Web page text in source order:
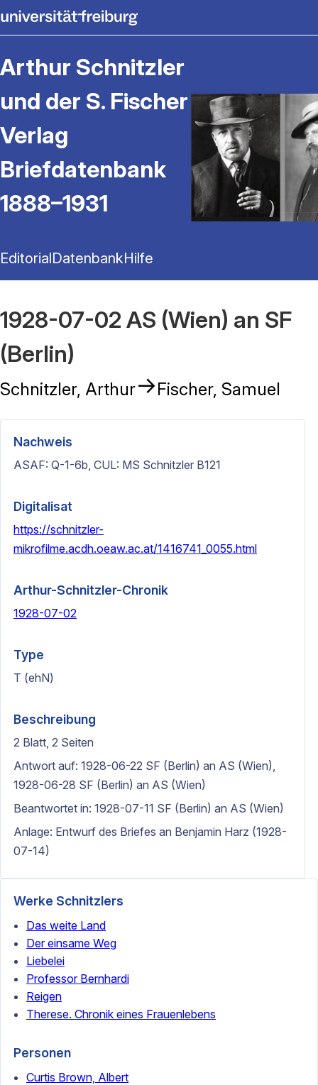
Arthur Schnitzler
und der S. Fischer
Verlag
Briefdatenbank
1888–1931
EditorialDatenbankHilfe
1928-07-02 AS (Wien) an SF
(Berlin)
Schnitzler, Arthur→Fischer, Samuel
Nachweis
ASAF: Q-1-6b, CUL: MS Schnitzler B121
Digitalisat
https://schnitzler-
mikrofilme.acdh.oeaw.ac.at/1416741_0055.html
Arthur-Schnitzler-Chronik
1928-07-02
Type
T (ehN)
Beschreibung
2 Blatt, 2 Seiten
Antwort auf: 1928-06-22 SF (Berlin) an AS (Wien),
1928-06-28 SF (Berlin) an AS (Wien)
Beantwortet in: 1928-07-11 SF (Berlin) an AS (Wien)
Anlage: Entwurf des Briefes an Benjamin Harz (1928-
07-14)
Werke Schnitzlers
Das weite Land
Der einsame Weg
Liebelei
Professor Bernhardi
Reigen
Therese. Chronik eines Frauenlebens
Personen
Curtis Brown, Albert